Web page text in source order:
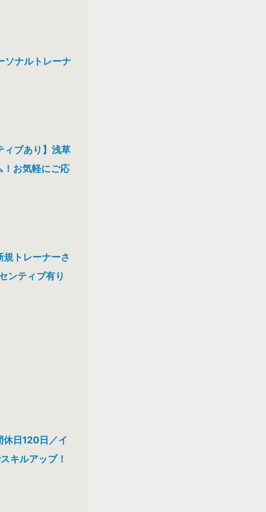
ソナルトレーナ
ィブあり】浅草
お気軽にご応
規トレーナーさ
ンティブ有り
休日120日／イ
キルアップ！